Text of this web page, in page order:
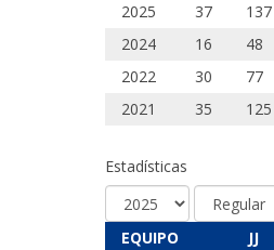
2025
37 137
2024
16 48
2022
30 77
2021
35 125
Estadísticas
EQUIPO JJ